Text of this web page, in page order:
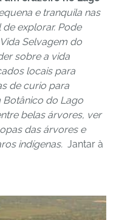
e tranquila nas
explorar. Pode
Selvagem do
sobre a vida
locais para
de curio para
do Lago
belas árvores, ver
das árvores e
indígenas. Jantar à